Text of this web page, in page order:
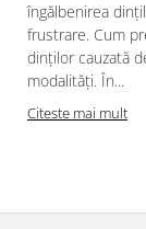
îngălbenirea
frustrare. Cum
dinților cauzată
modalități. În...
Citeste mai mult